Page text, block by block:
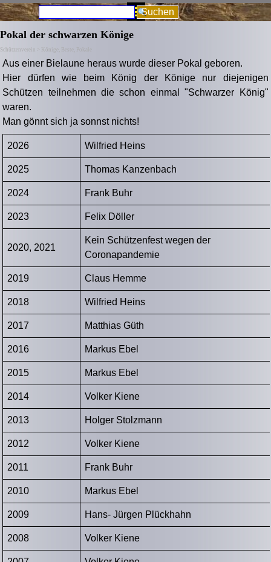
Direkt zum SeiteninhaltMenü überspringen
Suchen
Pokal der schwarzen Könige
Schützenverein > Könige, Beste, Pokale
Aus einer Bielaune heraus wurde dieser Pokal geboren.
Hier dürfen wie beim König der Könige nur diejenigen
Schützen teilnehmen die schon einmal "Schwarzer König"
waren.
Man gönnt sich ja sonnst nichts!
2026 Wilfried Heins
2025 Thomas Kanzenbach
2024 Frank Buhr
2023 Felix Döller
2020, 2021
Kein Schützenfest wegen der
Coronapandemie
2019 Claus Hemme
2018 Wilfried Heins
2017 Matthias Güth
2016 Markus Ebel
2015 Markus Ebel
2014 Volker Kiene
2013 Holger Stolzmann
2012 Volker Kiene
2011 Frank Buhr
2010 Markus Ebel
2009 Hans- Jürgen Plückhahn
2008 Volker Kiene